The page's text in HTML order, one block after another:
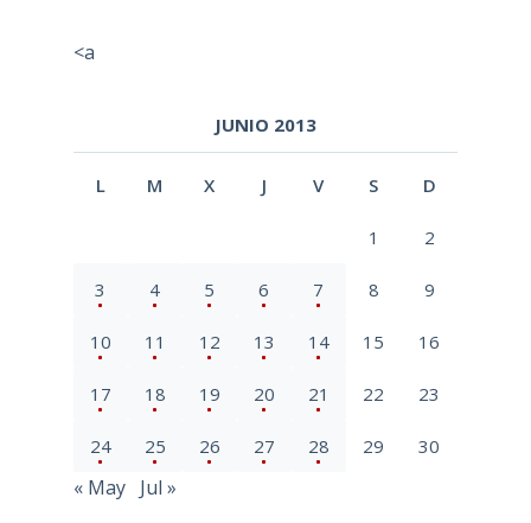
<a
JUNIO 2013
L M X J V S D
1 2
3 4 5 6 7 8 9
10 11 12 13 14 15 16
17 18 19 20 21 22 23
24 25 26 27 28 29 30
« May Jul »